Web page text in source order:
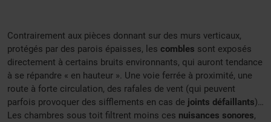
Contrairement aux pièces donnant sur des murs verticaux,
protégés par des parois épaisses, les combles sont exposés
directement à certains bruits environnants, qui auront tendance
à se répandre « en hauteur ». Une voie ferrée à proximité, une
route à forte circulation, des rafales de vent (qui peuvent
parfois provoquer des sifflements en cas de joints défaillants)…
Les chambres sous toit filtrent moins ces nuisances sonores,